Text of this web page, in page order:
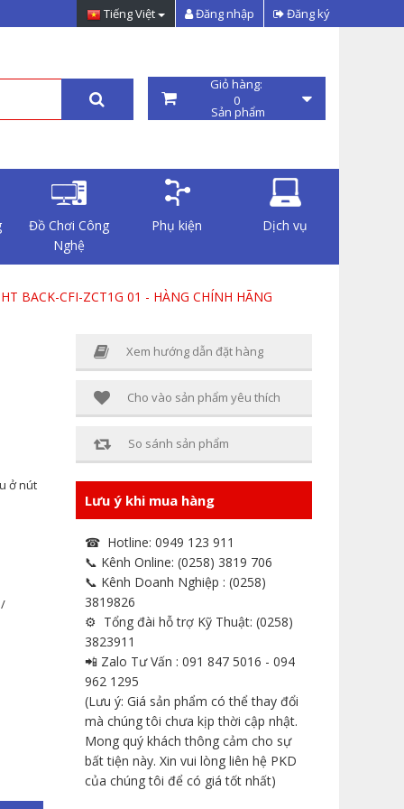
Tiếng Việt Đăng nhập Đăng ký
Giỏ hàng:
0
Sản phẩm
Đồ Chơi Công
Nghệ
Phụ kiện Dịch vụ
BACK-CFI-ZCT1G 01 - HÀNG CHÍNH HÃNG
ở nút
Xem hướng dẫn đặt hàng
Cho vào sản phẩm yêu thích
So sánh sản phẩm
Lưu ý khi mua hàng
☎ Hotline: 0949 123 911
📞 Kênh Online: (0258) 3819 706
📞 Kênh Doanh Nghiệp : (0258)
3819826
⚙ Tổng đài hỗ trợ Kỹ Thuật: (0258)
3823911
📲 Zalo Tư Vấn : 091 847 5016 - 094
962 1295
(Lưu ý: Giá sản phẩm có thể thay đổi
mà chúng tôi chưa kịp thời cập nhật.
Mong quý khách thông cảm cho sự
bất tiện này. Xin vui lòng liên hệ PKD
của chúng tôi để có giá tốt nhất)